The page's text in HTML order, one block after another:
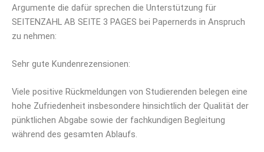
Argumente die dafür sprechen die Unterstützung für
SEITENZAHL AB SEITE 3 PAGES bei Papernerds in Anspruch
zu nehmen:
Sehr gute Kundenrezensionen:
Viele positive Rückmeldungen von Studierenden belegen eine
hohe Zufriedenheit insbesondere hinsichtlich der Qualität der
pünktlichen Abgabe sowie der fachkundigen Begleitung
während des gesamten Ablaufs.